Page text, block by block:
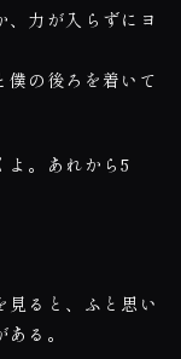
、力が入らずにヨ
僕の後ろを着いて
よ。あれから5
見ると、ふと思い
る。